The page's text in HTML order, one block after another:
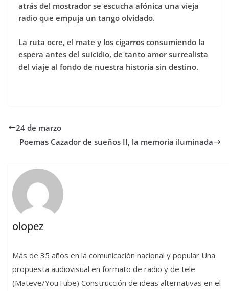
atrás del mostrador se escucha afónica una vieja
radio que empuja un tango olvidado.
La ruta ocre, el mate y los cigarros consumiendo la
espera antes del suicidio, de tanto amor surrealista
del viaje al fondo de nuestra historia sin destino.
24 de marzo
Poemas Cazador de sueños II, la memoria iluminada
olopez
Más de 35 años en la comunicación nacional y popular Una
propuesta audiovisual en formato de radio y de tele
(Mateve/YouTube) Construcción de ideas alternativas en el